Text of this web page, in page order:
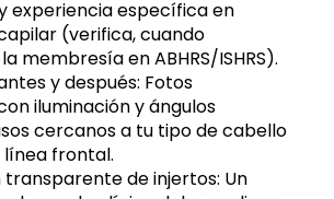
experiencia específica en
(verifica, cuando
membresía en ABHRS/ISHRS).
y después: Fotos
iluminación y ángulos
cercanos a tu tipo de cabello
frontal.
transparente de injertos: Un